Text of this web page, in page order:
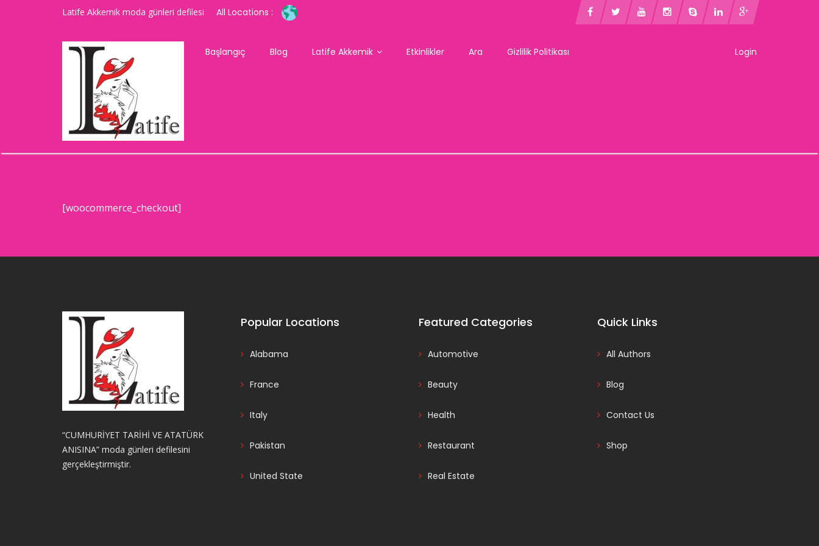
Latife Akkemik moda günleri defilesi All Locations :
Login
Başlangıç Blog Latife Akkemik Etkinlikler Ara Gizlilik Politikası
[woocommerce_checkout]
“CUMHURİYET TARİHİ VE ATATÜRK
ANISINA” moda günleri defilesini
gerçekleştirmiştir.
Popular Locations
Alabama
France
Italy
Pakistan
United State
Featured Categories
Automotive
Beauty
Health
Restaurant
Real Estate
Quick Links
All Authors
Blog
Contact Us
Shop